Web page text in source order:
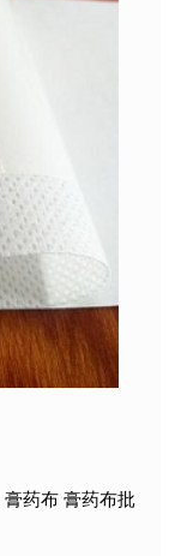
膏药布 膏药布批